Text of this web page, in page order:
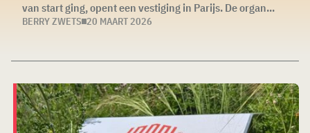
van start ging, opent een vestiging in Parijs. De organ...
BERRY ZWETS 20 MAART 2026